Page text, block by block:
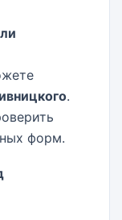
.
форм.